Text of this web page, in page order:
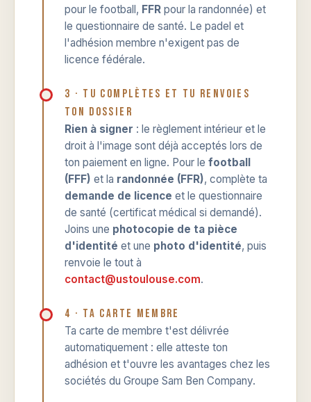
pour le football, FFR pour la randonnée) et
le questionnaire de santé. Le padel et
l'adhésion membre n'exigent pas de
licence fédérale.
3 · Tu complètes et tu renvoies
ton dossier
Rien à signer : le règlement intérieur et le
droit à l'image sont déjà acceptés lors de
ton paiement en ligne. Pour le football
(FFF) et la randonnée (FFR), complète ta
demande de licence et le questionnaire
de santé (certificat médical si demandé).
Joins une photocopie de ta pièce
d'identité et une photo d'identité, puis
renvoie le tout à
contact@ustoulouse.com.
4 · Ta carte membre
Ta carte de membre t'est délivrée
automatiquement : elle atteste ton
adhésion et t'ouvre les avantages chez les
sociétés du Groupe Sam Ben Company.